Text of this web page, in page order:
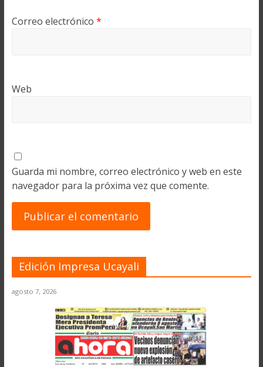
Correo electrónico *
Web
Guarda mi nombre, correo electrónico y web en este
navegador para la próxima vez que comente.
Edición Impresa Ucayali
agosto 7, 2026